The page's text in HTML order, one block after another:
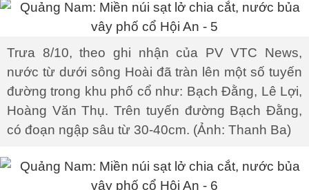
Trưa 8/10, theo ghi nhận của PV VTC News,
nước từ dưới sông Hoài đã tràn lên một số tuyến
đường trong khu phố cổ như: Bạch Đằng, Lê Lợi,
Hoàng Văn Thụ. Trên tuyến đường Bạch Đằng,
có đoạn ngập sâu từ 30-40cm. (Ảnh: Thanh Ba)